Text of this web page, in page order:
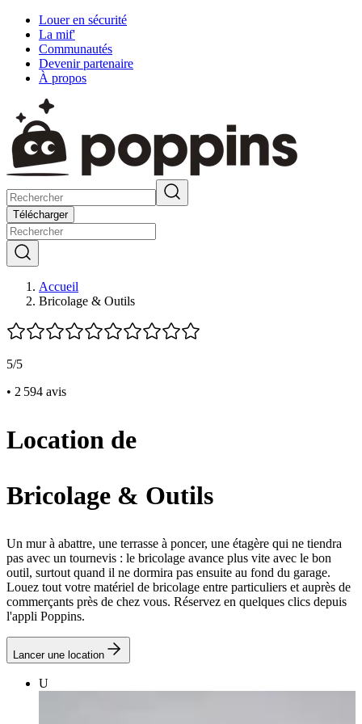
Louer en sécurité
La mif'
Communautés
Devenir partenaire
À propos
Télécharger
Accueil
Bricolage & Outils
5/5
• 2 594 avis
Location de
Bricolage & Outils
Un mur à abattre, une terrasse à poncer, une étagère qui ne tiendra
pas avec un tournevis : le bricolage avance plus vite avec le bon
outil, surtout quand il ne dormira pas ensuite au fond du garage.
Louez tout votre matériel de bricolage entre particuliers et auprès de
commerçants près de chez vous. Réservez en quelques clics depuis
l'appli Poppins.
Lancer une location
U